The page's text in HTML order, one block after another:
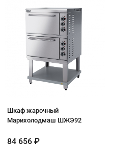
Шкаф жарочный
Марихолодмаш ШЖЭ92
84 656 ₽